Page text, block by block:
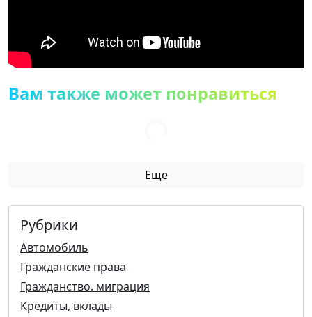
Вам также может понравиться
Еще
Рубрики
Автомобиль
Гражданские права
Гражданство. миграция
Кредиты, вклады